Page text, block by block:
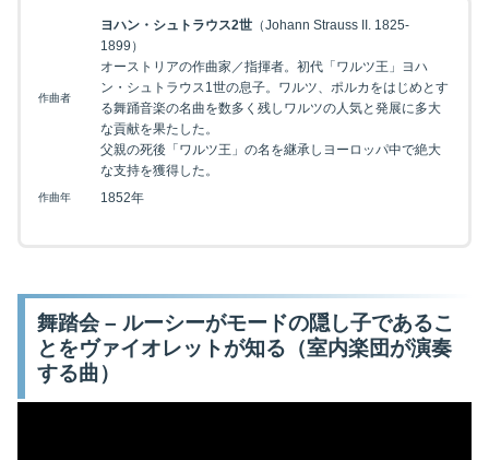
作曲者
ヨハン・シュトラウス2世（Johann Strauss II. 1825-
1899）
オーストリアの作曲家／指揮者。初代「ワルツ王」ヨハ
ン・シュトラウス1世の息子。ワルツ、ポルカをはじめとす
る舞踊音楽の名曲を数多く残しワルツの人気と発展に多大
な貢献を果たした。
父親の死後「ワルツ王」の名を継承しヨーロッパ中で絶大
な支持を獲得した。
作曲年 1852年
舞踏会 – ルーシーがモードの隠し子であるこ
とをヴァイオレットが知る（室内楽団が演奏
する曲）